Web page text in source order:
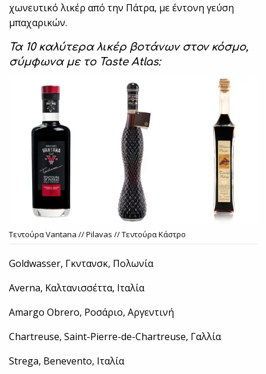
χωνευτικό λικέρ από την Πάτρα, με έντονη γεύση
μπαχαρικών.
Τα 10 καλύτερα λικέρ βοτάνων στον κόσμο,
σύμφωνα με το Taste Atlas:
Τεντούρα Vantana // Pilavas // Tεντούρα Κάστρο
Goldwasser, Γκντανσκ, Πολωνία
Averna, Καλτανισσέττα, Ιταλία
Amargo Obrero, Ροσάριο, Αργεντινή
Chartreuse, Saint-Pierre-de-Chartreuse, Γαλλία
Strega, Benevento, Ιταλία